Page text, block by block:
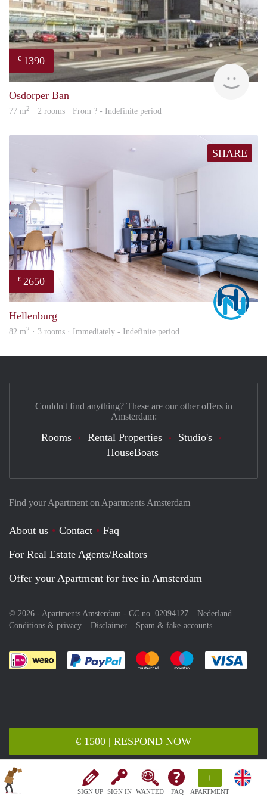
SIGN UP SIGN IN WANTED FAQ
+
APARTMENT
€ 1500 | RESPOND NOW
€ 1390
rent
Osdorper Ban
77 m2 · 2 rooms · From ? - Indefinite period
SHARE
€ 2650
Hellenburg
82 m2 · 3 rooms · Immediately - Indefinite period
Find your Apartment on Apartments Amsterdam
About us Contact
Faq
For Real Estate Agents/Realtors
Offer your Apartment for free in Amsterdam
© 2026 - Apartments Amsterdam - CC no. 02094127 – Nederland
Conditions & privacy
Disclaimer Spam & fake-accounts
Pay easily with :payment method
Pay easily with :payment
Pay easily with
Couldn't find anything? These are our other offers in
Amsterdam:
Rooms Rental Properties
Studio's
HouseBoats